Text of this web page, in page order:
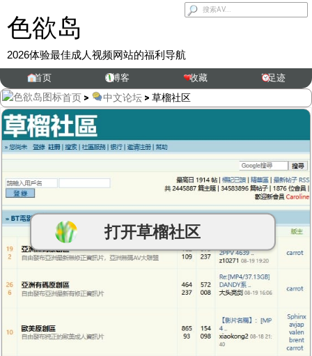
色欲岛
2026体验最佳成人视频网站的福利导航
首页 博客 收藏 足迹
首页 > 中文论坛 > 草榴社区
打开草榴社区